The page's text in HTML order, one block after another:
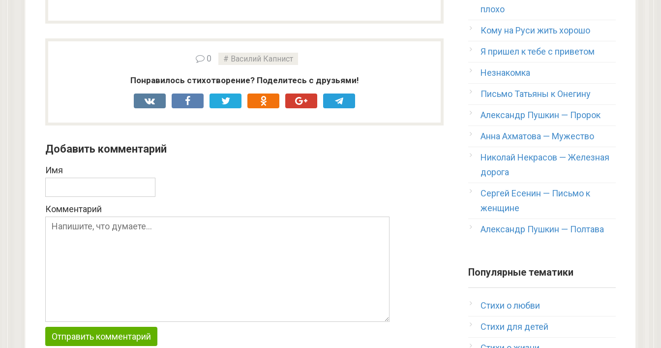
0 Василий Капнист
Понравилось стихотворение? Поделитесь с друзьями!
Добавить комментарий
Имя
Комментарий
плохо
Кому на Руси жить хорошо
Я пришел к тебе с приветом
Незнакомка
Письмо Татьяны к Онегину
Александр Пушкин — Пророк
Анна Ахматова — Мужество
Николай Некрасов — Железная
дорога
Сергей Есенин — Письмо к
женщине
Александр Пушкин — Полтава
Популярные тематики
Стихи о любви
Стихи для детей